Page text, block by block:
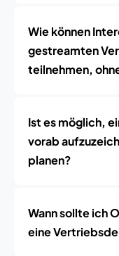
Wie können
gestreamten
teilnehmen,
Ist es möglich,
vorab
planen?
Wann sollte ich
eine